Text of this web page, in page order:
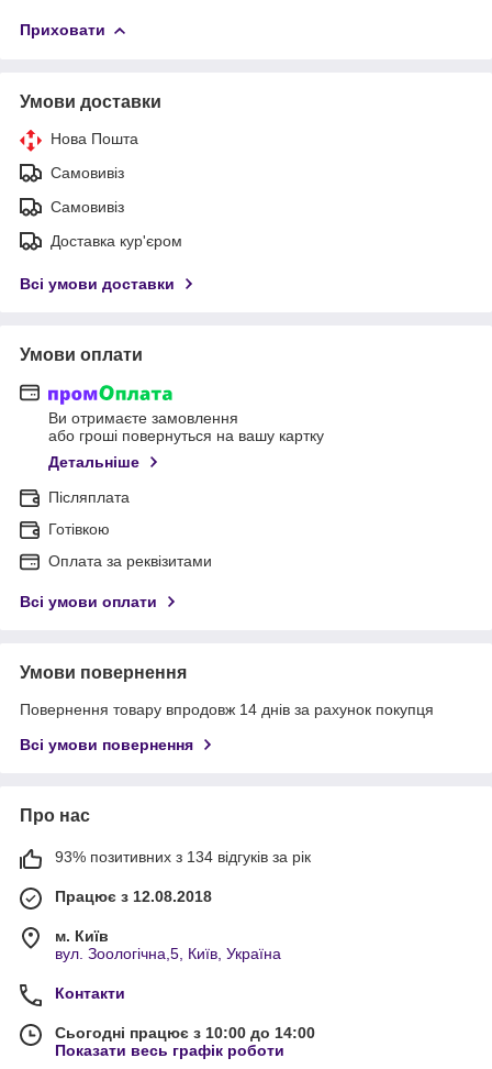
Приховати
Умови доставки
Нова Пошта
Самовивіз
Самовивіз
Доставка кур'єром
Всі умови доставки
Умови оплати
Ви отримаєте замовлення
або гроші повернуться на вашу картку
Детальніше
Післяплата
Готівкою
Оплата за реквізитами
Всі умови оплати
Умови повернення
Повернення товару впродовж 14 днів за рахунок покупця
Всі умови повернення
Про нас
93% позитивних з 134 відгуків за рік
Працює з 12.08.2018
м. Київ
вул. Зоологічна,5, Київ, Україна
Контакти
Сьогодні працює з 10:00 до 14:00
Показати весь графік роботи